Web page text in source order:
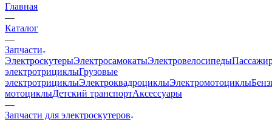
Главная
—
Каталог
—
Запчасти
ЭлектроскутерыЭлектросамокатыЭлектровелосипеды
электротрициклыГрузовые
электротрициклыЭлектроквадроциклыЭлектромотоциклы
мотоциклыДетский транспортАксессуары
—
Запчасти для электроскутеров